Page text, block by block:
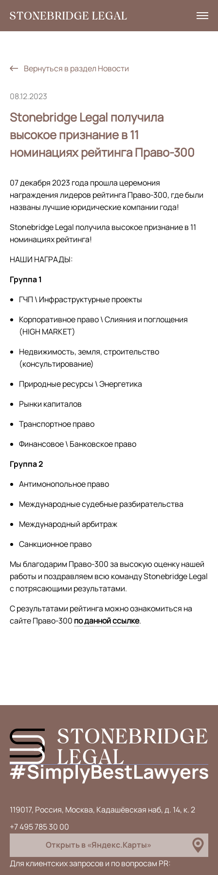
EN
Вернуться в раздел Новости
08.12.2023
Stonebridge Legal получила
высокое признание в 11
номинациях рейтинга Право-300
07 декабря 2023 года прошла церемония
награждения лидеров рейтинга Право-300, где были
названы лучшие юридические компании года!
Stonebridge Legal получила высокое признание в 11
номинациях рейтинга!
НАШИ НАГРАДЫ:
Группа 1
ГЧП \ Инфраструктурные проекты
Корпоративное право \ Слияния и поглощения
(HIGH MARKET)
Недвижимость, земля, строительство
(консультирование)
Природные ресурсы \ Энергетика
Рынки капиталов
Транспортное право
Финансовое \ Банковское право
Группа 2
Антимонопольное право
Международные судебные разбирательства
Международный арбитраж
Санкционное право
Мы благодарим Право-300 за высокую оценку нашей
работы и поздравляем всю команду Stonebridge Legal
с потрясающими результатами.
С результатами рейтинга можно ознакомиться на
сайте Право-300 по данной ссылке.
119017, Россия, Москва, Кадашёвская наб, д. 14, к. 2
+7 495 785 30 00
Открыть в «Яндекс.Карты»
Для клиентских запросов и по вопросам PR: